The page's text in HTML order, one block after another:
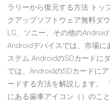
ラリーから復元する方法 トッ
クアップソフトウェア無料ダ
LG、ソニー、その他の
Androidデバイスでは、市場
ステム AndroidのSDカードに
では、AndroidのSDカードに
ードする方法を解説します。
にある歯車アイコン（）のこ